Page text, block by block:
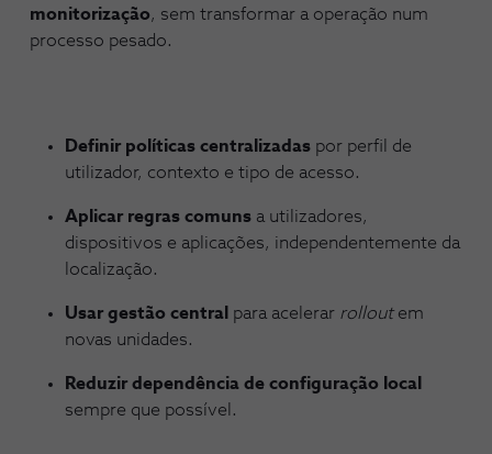
monitorização, sem transformar a operação num
processo pesado.
Definir políticas centralizadas por perfil de
utilizador, contexto e tipo de acesso.
Aplicar regras comuns a utilizadores,
dispositivos e aplicações, independentemente da
localização.
Usar gestão central para acelerar rolloutem
novas unidades.
Reduzir dependência de configuração local
sempre que possível.